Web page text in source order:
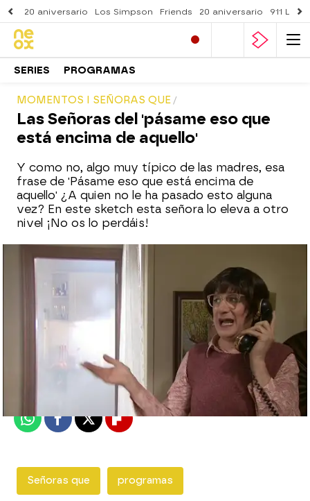
20 aniversario Los Simpson Friends 20 aniversario 911
SERIES PROGRAMAS
MOMENTOS I SEÑORAS QUE
Las Señoras del 'pásame eso que
está encima de aquello'
Y como no, algo muy típico de las madres, esa
frase de 'Pásame eso que está encima de
aquello' ¿A quien no le ha pasado esto alguna
vez? En este sketch esta señora lo eleva a otro
nivel ¡No os lo perdáis!
Madrid
18 de octubre de 2012, 19:12
WhatsappFacebook
X Flipboard
Señoras que programas